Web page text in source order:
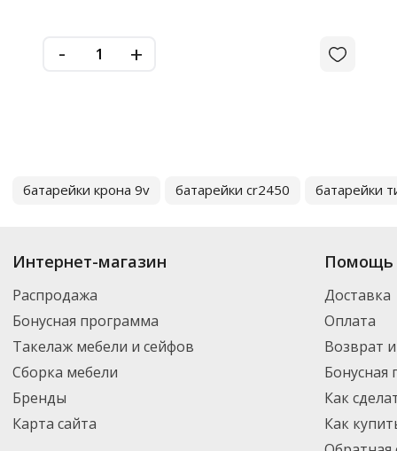
- +
батарейки крона 9v батарейки cr2450 батарейки
Интернет-магазин
Распродажа
Бонусная программа
Такелаж мебели и сейфов
Сборка мебели
Бренды
Карта сайта
Помощь
Доставка
Оплата
Возврат
Бонусная
Как
Как